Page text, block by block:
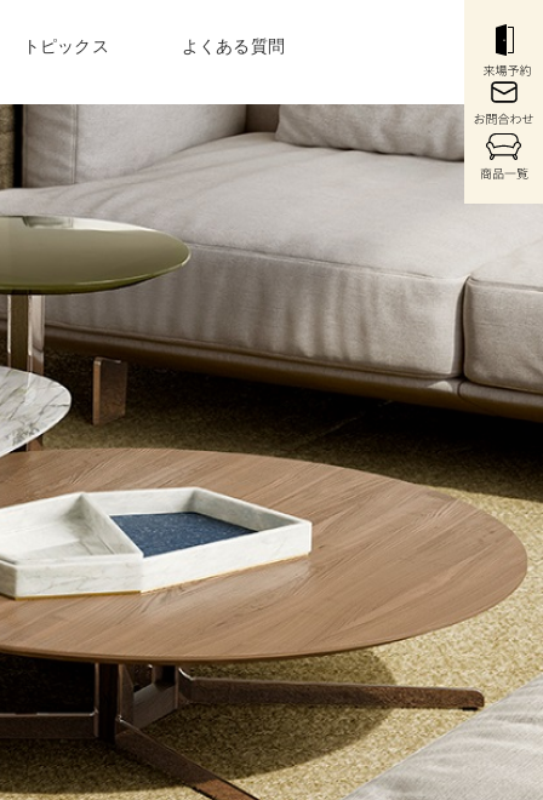
充実のサービス
コンソール 〉ウォールシステム
トピックス よくある質問